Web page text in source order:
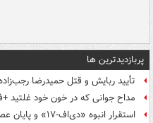
پربازدیدترین ها
تأیید ربایش و قتل حمیدرضا
مداح جوانی که در خون خود غلتید
استقرار انبوه «دی‌اف‑۱۷» و پایان عصر پدافند آمریکا +عکس